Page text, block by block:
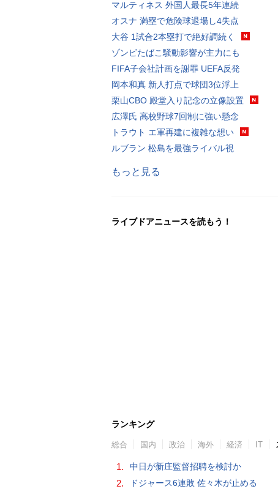
マルティネス 外国人最長5年連続
オスナ 満塁で危険球退場し4失点
大谷 1試合2本塁打で絶好調続く
ゾンビたばこ騒動影響が主力にも
FIFA子会社計画を謝罪 UEFA反発
岡本和真 新人打点で球団3位浮上
栗山CBO 殿堂入り記念の立像設置
広澤氏 高校野球7回制に強い懸念
トラウト エ軍再建に複雑な想い
ルブラン 松島を最強ライバル視
もっと見る
ライブドアニュースを読もう！
ランキング
総合 国内 政治 海外 経済 IT
1. 中日が新庄監督招聘を検討か
2. ドジャース6連敗 佐々木が止める